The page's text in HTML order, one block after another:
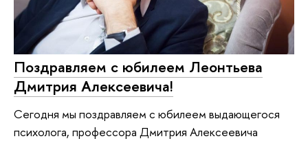
Поздравляем с юбилеем Леонтьева
Дмитрия Алексеевича!
Сегодня мы поздравляем с юбилеем выдающегося
психолога, профессора Дмитрия Алексеевича